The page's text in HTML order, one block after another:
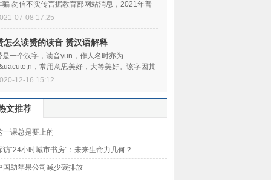
骗 勿信不实传言据教育部网站消息，2021年普
高校招生录取工作即将开始，一些不法分子
07-08 17:25
怎么读赟的读音 赟汉语解释
是一个汉字，读音yūn，作人名时亦为
，常用意思美好，大等美好。该字因其
文、武、贝三字组成，古代&lsquo;贝&rsquo;指
12-16 15:12
文推荐
一课总是要上的
访“24小时城市书房”：未来生命力几何？
国助苹果公司减少碳排放